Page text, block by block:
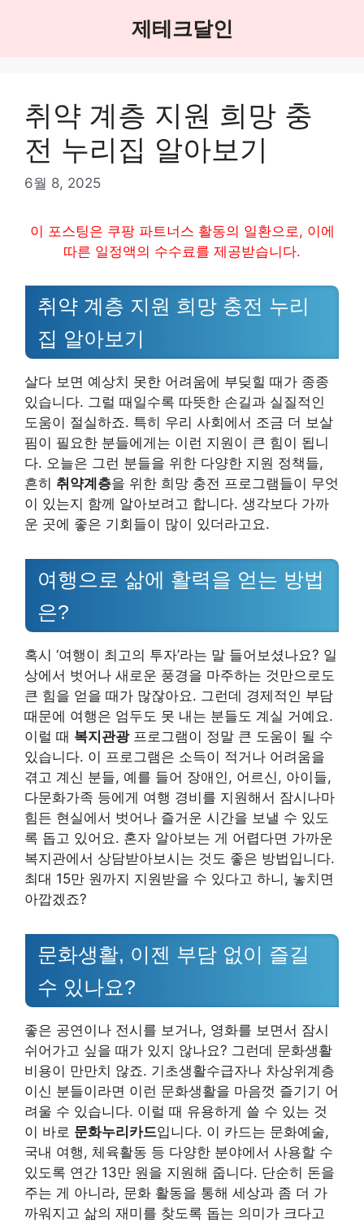
제테크달인
취약 계층 지원 희망 충
전 누리집 알아보기
6월 8, 2025
이 포스팅은 쿠팡 파트너스 활동의 일환으로, 이에
따른 일정액의 수수료를 제공받습니다.
취약 계층 지원 희망 충전 누리
집 알아보기
살다 보면 예상치 못한 어려움에 부딪힐 때가 종종
있습니다. 그럴 때일수록 따뜻한 손길과 실질적인
도움이 절실하죠. 특히 우리 사회에서 조금 더 보살
핌이 필요한 분들에게는 이런 지원이 큰 힘이 됩니
다. 오늘은 그런 분들을 위한 다양한 지원 정책들,
흔히 취약계층을 위한 희망 충전 프로그램들이 무엇
이 있는지 함께 알아보려고 합니다. 생각보다 가까
운 곳에 좋은 기회들이 많이 있더라고요.
여행으로 삶에 활력을 얻는 방법
은?
혹시 ‘여행이 최고의 투자’라는 말 들어보셨나요? 일
상에서 벗어나 새로운 풍경을 마주하는 것만으로도
큰 힘을 얻을 때가 많잖아요. 그런데 경제적인 부담
때문에 여행은 엄두도 못 내는 분들도 계실 거예요.
이럴 때 복지관광프로그램이 정말 큰 도움이 될 수
있습니다. 이 프로그램은 소득이 적거나 어려움을
겪고 계신 분들, 예를 들어 장애인, 어르신, 아이들,
다문화가족 등에게 여행 경비를 지원해서 잠시나마
힘든 현실에서 벗어나 즐거운 시간을 보낼 수 있도
록 돕고 있어요. 혼자 알아보는 게 어렵다면 가까운
복지관에서 상담받아보시는 것도 좋은 방법입니다.
최대 15만 원까지 지원받을 수 있다고 하니, 놓치면
아깝겠죠?
문화생활, 이젠 부담 없이 즐길
수 있나요?
좋은 공연이나 전시를 보거나, 영화를 보면서 잠시
쉬어가고 싶을 때가 있지 않나요? 그런데 문화생활
비용이 만만치 않죠. 기초생활수급자나 차상위계층
이신 분들이라면 이런 문화생활을 마음껏 즐기기 어
려울 수 있습니다. 이럴 때 유용하게 쓸 수 있는 것
이 바로 문화누리카드입니다. 이 카드는 문화예술,
국내 여행, 체육활동 등 다양한 분야에서 사용할 수
있도록 연간 13만 원을 지원해 줍니다. 단순히 돈을
주는 게 아니라, 문화 활동을 통해 세상과 좀 더 가
까워지고 삶의 재미를 찾도록 돕는 의미가 크다고